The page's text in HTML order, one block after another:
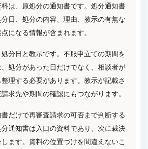
は、原処分の通知書です。処分通知書
日、処分の内容、理由、教示の有無な
になる情報が含まれます。
分日と教示です。不服申立ての期間を
処分があった日だけでなく、相談者が
理する必要があります。教示が記載さ
求先や期間の確認にもつながります。
だけで再審査請求の可否まで判断する
通知書は入口の資料であり、次に裁決
ます。資料の位置づけを間違えないこ